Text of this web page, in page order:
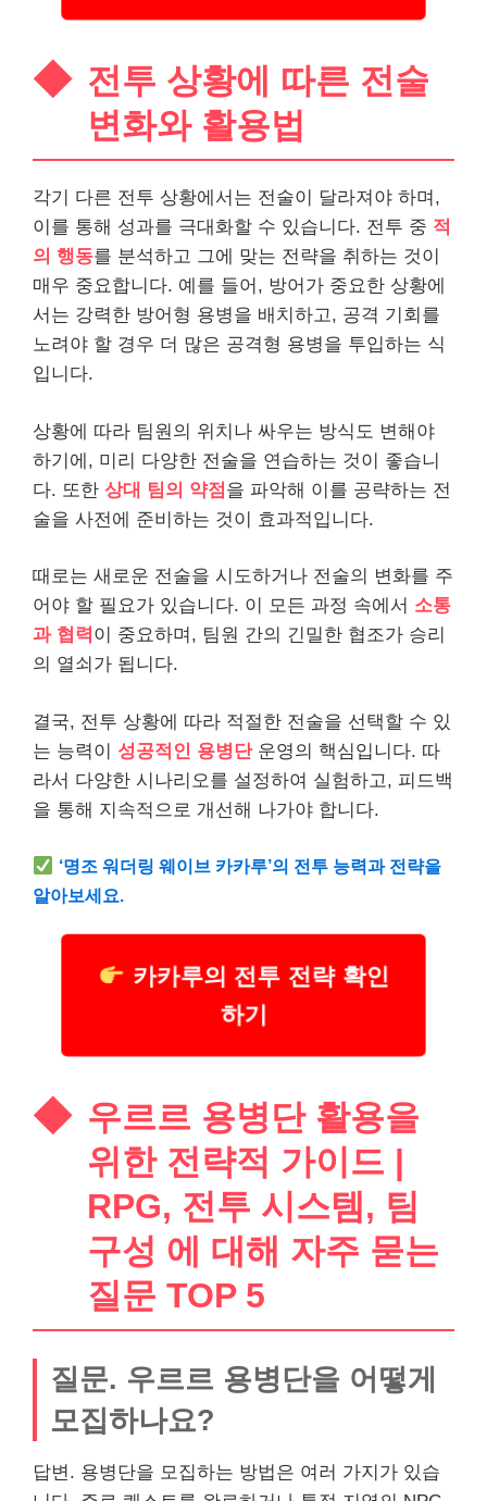
전투 상황에 따른 전술
변화와 활용법
각기 다른 전투 상황에서는 전술이 달라져야 하며,
이를 통해 성과를 극대화할 수 있습니다. 전투 중 적
의 행동를 분석하고 그에 맞는 전략을 취하는 것이
매우 중요합니다. 예를 들어, 방어가 중요한 상황에
서는 강력한 방어형 용병을 배치하고, 공격 기회를
노려야 할 경우 더 많은 공격형 용병을 투입하는 식
입니다.
상황에 따라 팀원의 위치나 싸우는 방식도 변해야
하기에, 미리 다양한 전술을 연습하는 것이 좋습니
다. 또한 상대 팀의 약점 을 파악해 이를 공략하는 전
술을 사전에 준비하는 것이 효과적입니다.
때로는 새로운 전술을 시도하거나 전술의 변화를 주
어야 할 필요가 있습니다. 이 모든 과정 속에서 소통
과 협력 이 중요하며, 팀원 간의 긴밀한 협조가 승리
의 열쇠가 됩니다.
결국, 전투 상황에 따라 적절한 전술을 선택할 수 있
는 능력이 성공적인 용병단운영의 핵심입니다. 따
라서 다양한 시나리오를 설정하여 실험하고, 피드백
을 통해 지속적으로 개선해 나가야 합니다.
‘명조 워더링 웨이브 카카루’의 전투 능력과 전략을
알아보세요.
카카루의 전투 전략 확인
하기
우르르 용병단 활용을
위한 전략적 가이드 |
RPG, 전투 시스템, 팀
구성 에 대해 자주 묻는
질문 TOP 5
질문. 우르르 용병단을 어떻게
모집하나요?
답변. 용병단을 모집하는 방법은 여러 가지가 있습